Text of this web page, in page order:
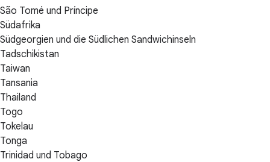
São Tomé und Príncipe
Südafrika
Südgeorgien und die Südlichen Sandwichinseln
Tadschikistan
Taiwan
Tansania
Thailand
Togo
Tokelau
Tonga
Trinidad und Tobago